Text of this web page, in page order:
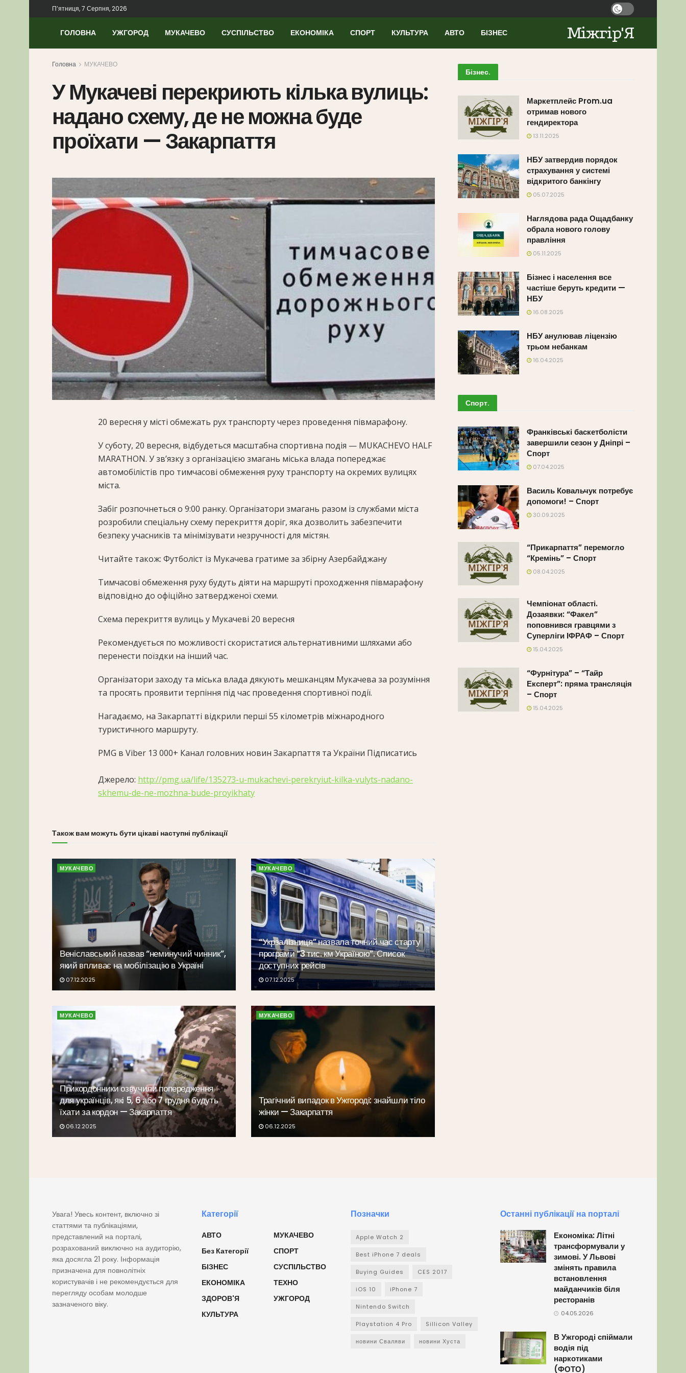
П’ятниця, 7 Серпня, 2026
ГОЛОВНА УЖГОРОД МУКАЧЕВО СУСПІЛЬСТВО ЕКОНОМІКА СПОРТ КУЛЬТУРА АВТО БІЗНЕС Міжгір'Я
Головна МУКАЧЕВО
У Мукачеві перекриють кілька вулиць:
надано схему, де не можна буде
проїхати — Закарпаття
20 вересня у місті обмежать рух транспорту через проведення півмарафону.
У суботу, 20 вересня, відбудеться масштабна спортивна подія — MUKACHEVO HALF
MARATHON. У зв’язку з організацією змагань міська влада попереджає
автомобілістів про тимчасові обмеження руху транспорту на окремих вулицях
міста.
Забіг розпочнеться о 9:00 ранку. Організатори змагань разом із службами міста
розробили спеціальну схему перекриття доріг, яка дозволить забезпечити
безпеку учасників та мінімізувати незручності для містян.
Читайте також: Футболіст із Мукачева гратиме за збірну Азербайджану
Тимчасові обмеження руху будуть діяти на маршруті проходження півмарафону
відповідно до офіційно затвердженої схеми.
Схема перекриття вулиць у Мукачеві 20 вересня
Рекомендується по можливості скористатися альтернативними шляхами або
перенести поїздки на інший час.
Організатори заходу та міська влада дякують мешканцям Мукачева за розуміння
та просять проявити терпіння під час проведення спортивної події.
Нагадаємо, на Закарпатті відкрили перші 55 кілометрів міжнародного
туристичного маршруту.
PMG в Viber 13 000+ Канал головних новин Закарпаття та України Підписатись
Джерело: http://pmg.ua/life/135273-u-mukachevi-perekryiut-kilka-vulyts-nadano-
skhemu-de-ne-mozhna-bude-proyikhaty
Також вам можуть бути цікаві наступні публікації
МУКАЧЕВО
Веніславський назвав “неминучий чинник”,
який впливає на мобілізацію в Україні
07.12.2025
МУКАЧЕВО
“Укрзалізниця” назвала точний час старту
програми “3 тис. км Україною”. Список
доступних рейсів
07.12.2025
МУКАЧЕВО
Прикордонники озвучили попередження
для українців, які 5, 6 або 7 грудня будуть
їхати за кордон — Закарпаття
06.12.2025
МУКАЧЕВО
Трагічний випадок в Ужгороді: знайшли тіло
жінки — Закарпаття
06.12.2025
Бізнес.
Маркетплейс Prom.ua
отримав нового
гендиректора
13.11.2025
НБУ затвердив порядок
страхування у системі
відкритого банкінгу
05.07.2025
Наглядова рада Ощадбанку
обрала нового голову
правління
05.11.2025
Бізнес і населення все
частіше беруть кредити —
НБУ
16.08.2025
НБУ анулював ліцензію
трьом небанкам
16.04.2025
Спорт.
Франківські баскетболісти
завершили сезон у Дніпрі –
Спорт
07.04.2025
Василь Ковальчук потребує
допомоги! – Спорт
30.09.2025
“Прикарпаття” перемогло
“Кремінь” – Спорт
08.04.2025
Чемпіонат області.
Дозаявки: “Факел”
поповнився гравцями з
Суперліги ІФРАФ – Спорт
15.04.2025
“Фурнітура” – “Тайр
Експерт”: пряма трансляція
– Спорт
15.04.2025
Увага! Увесь контент, включно зі
статтями та публікаціями,
представлений на порталі,
розрахований виключно на аудиторію,
яка досягла 21 року. Інформація
призначена для повнолітніх
користувачів і не рекомендується для
перегляду особам молодше
зазначеного віку.
Категорії
АВТО
Без Категорії
БІЗНЕС
ЕКОНОМІКА
ЗДОРОВ'Я
КУЛЬТУРА
МУКАЧЕВО
СПОРТ
СУСПІЛЬСТВО
ТЕХНО
УЖГОРОД
Позначки
Apple Watch 2
Best iPhone 7 deals
Buying Guides CES 2017
iOS 10 iPhone 7
Nintendo Switch
Playstation 4 Pro Sillicon Valley
новини Сваляви новини Хуста
Останні публікації на порталі
Економіка: Літні
трансформували у
зимові. У Львові
змінять правила
встановлення
майданчиків біля
ресторанів
04.05.2026
В Ужгороді спіймали
водія під
наркотиками
(ФОТО)